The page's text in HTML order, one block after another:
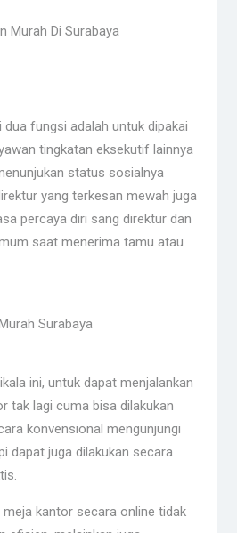
dua fungsi adalah untuk dipakai
tingkatan eksekutif lainnya
status sosialnya
yang terkesan mewah juga
percaya diri sang direktur dan
saat menerima tamu atau
ini, untuk dapat menjalankan
tak lagi cuma bisa dilakukan
konvensional mengunjungi
dapat juga dilakukan secara
meja kantor secara online tidak